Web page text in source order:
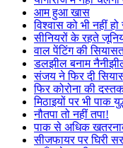
आम हुआ खास
विश्वास को भी नहीं हो
सीनियरों के रहते
वाल पेंटिंग की
डलझील बनाम
संजय ने फिर दी
फिर कोरोना की
मिठाइयों पर भी पाक
नौतपा तो नहीं तपा!
पाक से अधिक
सीजफायर पर घिरी